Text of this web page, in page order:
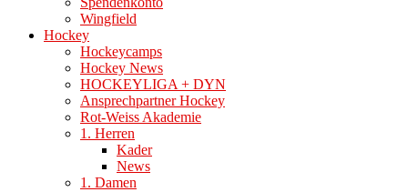
Wingfield
Hockey
Hockeycamps
Hockey News
HOCKEYLIGA + DYN
Ansprechpartner Hockey
Rot-Weiss Akademie
1. Herren
Kader
News
1. Damen